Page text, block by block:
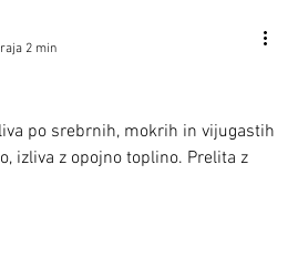
po srebrnih, mokrih in vijugastih
izliva z opojno toplino. Prelita z
2 min